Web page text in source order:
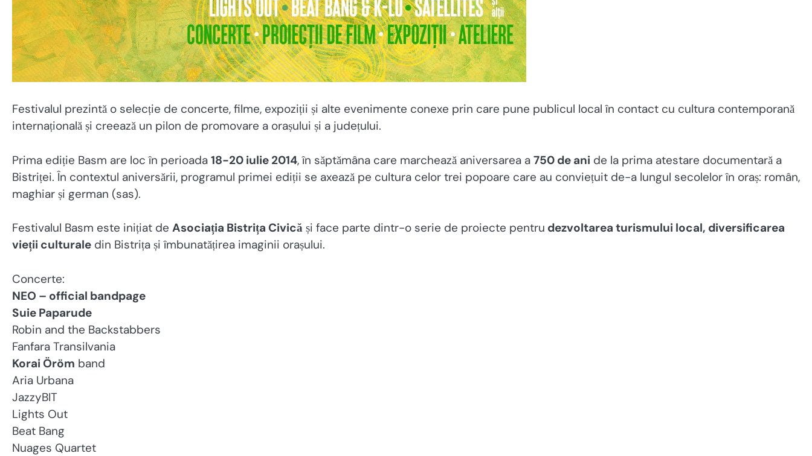
Festivalul prezintă o selecție de concerte, filme, expoziții și alte evenimente conexe prin care pune publicul local în contact cu cultura contemporană
internațională și creează un pilon de promovare a orașului și a județului.
Prima ediție Basm are loc în perioada 18-20 iulie 2014, în săptămâna care marchează aniversarea a 750 de ani de la prima atestare documentară a
Bistriței. În contextul aniversării, programul primei ediții se axează pe cultura celor trei popoare care au conviețuit de-a lungul secolelor în oraș: român,
maghiar și german (sas).
Festivalul Basm este inițiat de Asociația Bistrița Civică și face parte dintr-o serie de proiecte pentru dezvoltarea turismului local, diversificarea
vieții culturale din Bistrița și îmbunatățirea imaginii orașului.
Concerte:
NEO – official bandpage
Suie Paparude
Robin and the Backstabbers
Fanfara Transilvania
Korai Öröm band
Aria Urbana
JazzyBIT
Lights Out
Beat Bang
Nuages Quartet